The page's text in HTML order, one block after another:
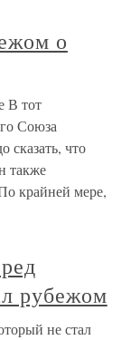
о
В тот
Союза
сказать, что
также
крайней мере,
рубежом
не стал